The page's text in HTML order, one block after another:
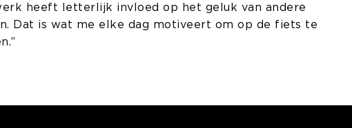
heeft letterlijk invloed op het geluk van andere
Dat is wat me elke dag motiveert om op de fiets te